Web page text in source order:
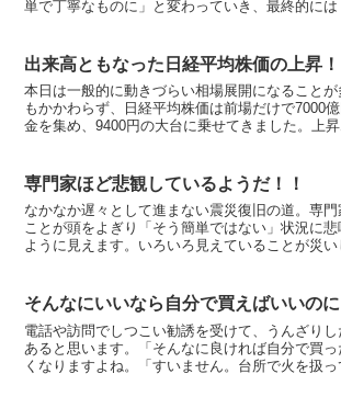
単で丁寧なものに」と変わっていき、最終的には
出来高ともなった日経平均株価の上昇！
本日は一般的に動きづらい相場展開になること
もかかわらず、日経平均株価は前場だけで7000
金を集め、9400円の大台に乗せてきました。上
専門家ほど悲観しているようだ！！
なかなか遅々として進まない震災復旧の道。専
ことが頭をよぎり「そう簡単ではない」状況に
ように見えます。いろいろ見えていることが災
そんなにいいなら自分で買えばいいのに
電話や訪問でしつこい勧誘を受けて、うんざり
あると思います。「そんなに良ければ自分で買
くなりますよね。「すいません。台所で火を扱っ